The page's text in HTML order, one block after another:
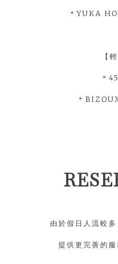
＊YUKA
【
＊
＊
由於假日人流較
提供更完善的服